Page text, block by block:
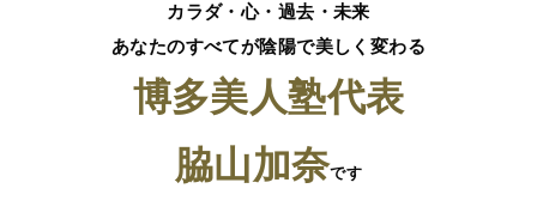
カラダ・心・過去・未来
あなたのすべてが陰陽で美しく変わる
博多美人塾代表
脇山加奈です